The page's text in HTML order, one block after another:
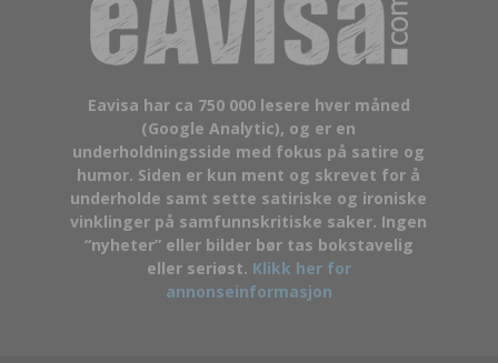
Eavisa har ca 750 000 lesere hver måned
(Google Analytic), og er en
underholdningsside med fokus på satire og
humor. Siden er kun ment og skrevet for å
underholde samt sette satiriske og ironiske
vinklinger på samfunnskritiske saker. Ingen
“nyheter” eller bilder bør tas bokstavelig
eller seriøst. Klikk her for
annonseinformasjon